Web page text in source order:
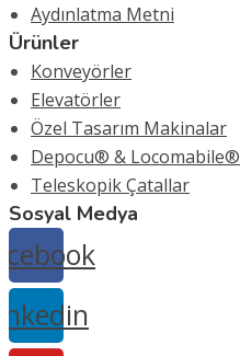
Aydınlatma Metni
Ürünler
Konveyörler
Elevatörler
Özel Tasarım Makinalar
Depocu® & Locomabile®
Teleskopik Çatallar
Sosyal Medya